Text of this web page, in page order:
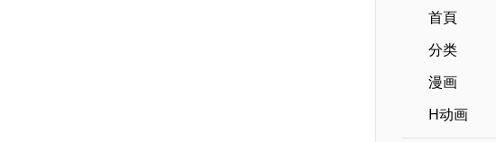
首頁
分类
漫画
H动画